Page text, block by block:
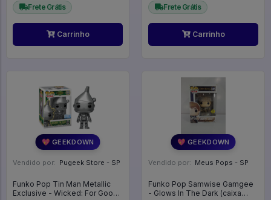
Frete Grátis
Carrinho
Frete Grátis
Carrinho
💖 GEEKDOWN
Vendido por: Pugeek Store - SP
Funko Pop Tin Man Metallic
Exclusive - Wicked: For Good
💖 GEEKDOWN
Vendido por: Meus Pops - SP
Funko Pop Samwise Gamgee
- Glows In The Dark (caixa